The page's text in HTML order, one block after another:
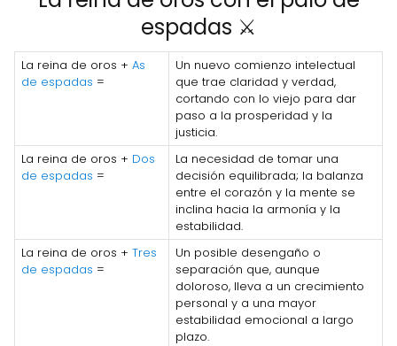
espadas ⚔️
La reina de oros + As
de espadas =
Un nuevo comienzo intelectual
que trae claridad y verdad,
cortando con lo viejo para dar
paso a la prosperidad y la
justicia.
La reina de oros + Dos
de espadas =
La necesidad de tomar una
decisión equilibrada; la balanza
entre el corazón y la mente se
inclina hacia la armonía y la
estabilidad.
La reina de oros + Tres
de espadas =
Un posible desengaño o
separación que, aunque
doloroso, lleva a un crecimiento
personal y a una mayor
estabilidad emocional a largo
plazo.